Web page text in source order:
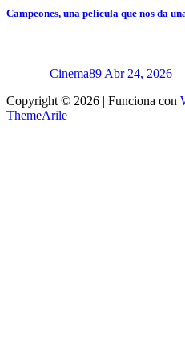
Campeones, una película que nos da
Cinema89 Abr 24, 2026
Copyright © 2026 | Funciona con
ThemeArile